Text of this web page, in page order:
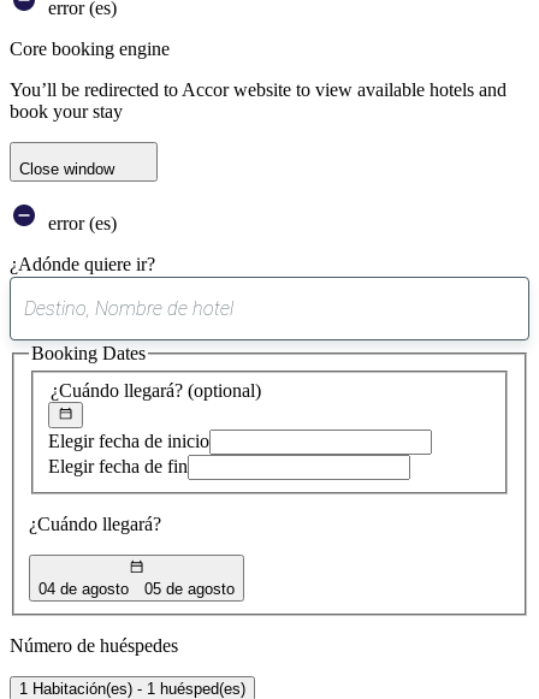
error (es)
Core booking engine
You’ll be redirected to Accor website to view available hotels and
book your stay
Close window
error (es)
¿Adónde quiere ir?
sugerencia
encontrada
¿Cuándo llegará? (optional)
Elegir fecha de inicio
Elegir fecha de fin
¿Cuándo llegará?
04 de agosto 05 de agosto
Booking Dates
Número de huéspedes
1 Habitación(es) - 1 huésped(es)